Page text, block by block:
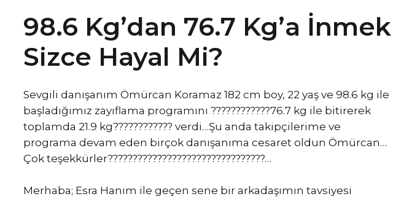
98.6 Kg’dan 76.7 Kg’a İnmek
Sizce Hayal Mi?
Sevgili danışanım Ömürcan Koramaz 182 cm boy, 22 yaş ve 98.6 kg ile
başladığımız zayıflama programını ????????????76.7 kg ile bitirerek
toplamda 21.9 kg???????????? verdi…Şu anda takipçilerime ve
programa devam eden birçok danışanıma cesaret oldun Ömürcan…
Çok teşekkürler????????????????????????????????…
Merhaba; Esra Hanım ile geçen sene bir arkadaşımın tavsiyesi